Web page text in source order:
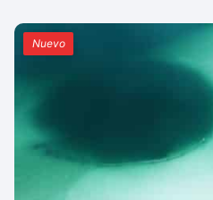
Nuevo